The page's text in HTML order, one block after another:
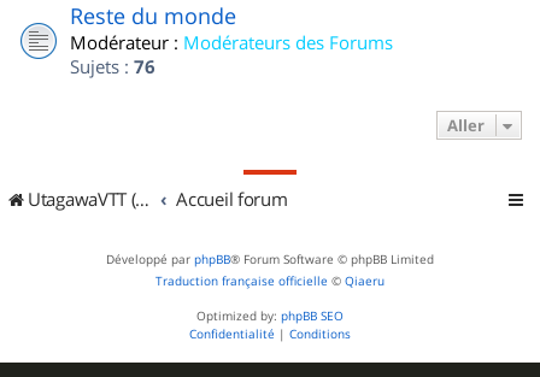
Reste du monde
Modérateur : Modérateurs des Forums
Sujets : 76
Aller
UtagawaVTT (Randos VTT et VTTAE avec traces GPS) Accueil forum
Développé par phpBB® Forum Software © phpBB Limited
Traduction française officielle © Qiaeru
Optimized by: phpBB SEO
Confidentialité | Conditions